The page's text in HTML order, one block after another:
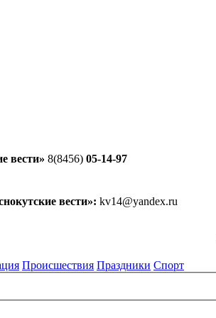
вести» 8(8456) 05-14-97
вести»: kv14@yandex.ru
Происшествия Праздники Спорт